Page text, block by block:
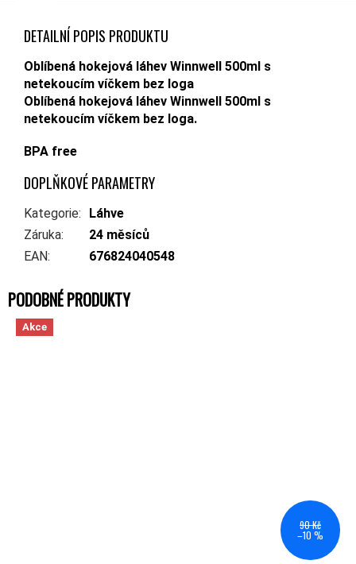
DETAILNÍ POPIS PRODUKTU
Oblíbená hokejová láhev Winnwell 500ml s
netekoucím víčkem bez loga
Oblíbená hokejová láhev Winnwell 500ml s
netekoucím víčkem bez loga.
BPA free
DOPLŇKOVÉ PARAMETRY
Kategorie:
Láhve
Záruka:
24 měsíců
EAN: 676824040548
Akce
90 Kč
–10 %